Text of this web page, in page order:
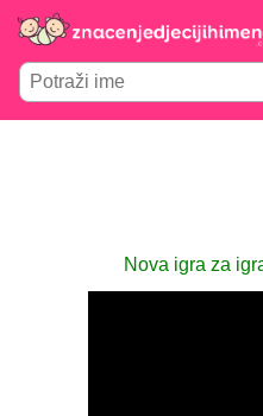
Nova igra za